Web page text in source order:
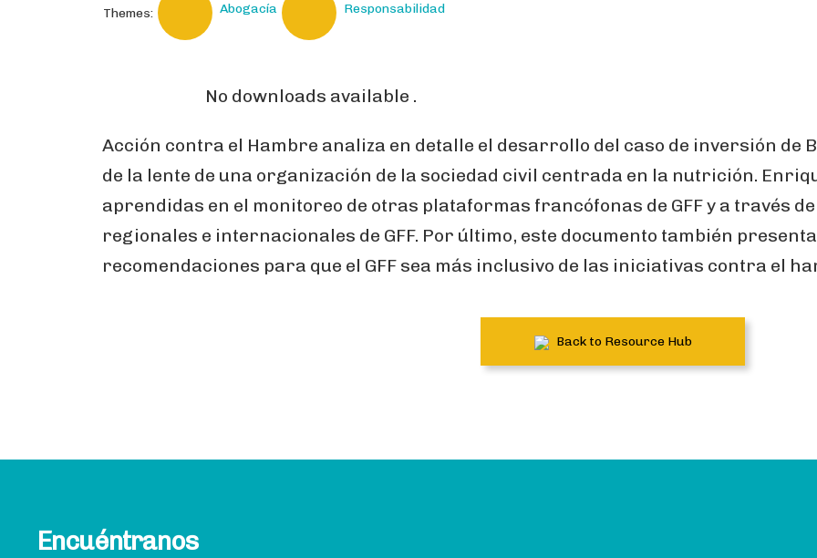
Themes: Abogacía Responsabilidad
No downloads available .
Acción contra el Hambre analiza en detalle el desarrollo del caso de inversión de
de la lente de una organización de la sociedad civil centrada en la nutrición.
aprendidas en el monitoreo de otras plataformas francófonas de GFF y a través
regionales e internacionales de GFF. Por último, este documento también
recomendaciones para que el GFF sea más inclusivo de las iniciativas contra el
Back to Resource Hub
Encuéntranos